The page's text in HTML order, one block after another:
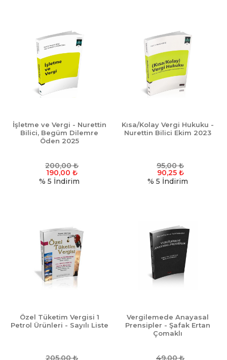
İşletme ve Vergi - Nurettin
Bilici, Begüm Dilemre
Öden 2025
200,00₺
190,00 ₺
% 5 İndirim
Kısa/Kolay Vergi Hukuku -
Nurettin Bilici Ekim 2023
95,00₺
90,25₺
% 5 İndirim
Özel Tüketim Vergisi 1
Petrol Ürünleri - Sayılı Liste
205,00₺
Vergilemede Anayasal
Prensipler - Şafak Ertan
Çomaklı
49,00₺